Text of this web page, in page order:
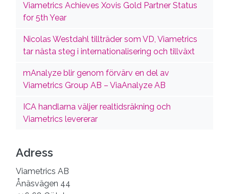
Viametrics Achieves Xovis Gold Partner Status
for 5th Year
Nicolas Westdahl tillträder som VD, Viametrics
tar nästa steg i internationalisering och tillväxt
mAnalyze blir genom förvärv en del av
Viametrics Group AB – ViaAnalyze AB
ICA handlarna väljer realtidsräkning och
Viametrics levererar
Adress
Viametrics AB
Ånäsvägen 44